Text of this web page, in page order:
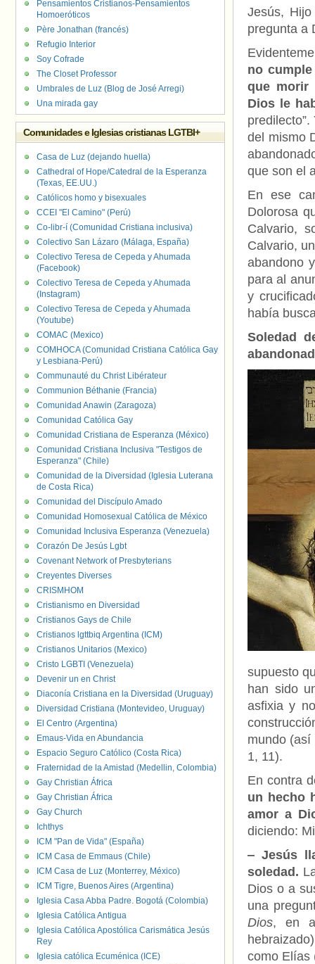
Jesús,
pregunta a
no
que morir
Dios le
del mismo
que son el
En ese
Dolorosa
Calvario,
Calvario,
abandono
para al
y
había
Soledad
supuesto
han sido
asfixia y
mundo (así
1, 11).
En contra
un hecho
amor a
diciendo:
‒ Jesús
soledad.
Dios o a
una
Dios, en
como Elías
Pensamientos Cristianos-Pensamientos
Homoeróticos
Père Jonathan (francés)
Refugio Interior
Soy Cofrade
The Closet Professor
Umbrales de Luz (Blog de José Arregi)
Una mirada gay
Comunidades e Iglesias cristianas LGTBI+
Casa de Luz (dejando huella)
Cathedral of Hope/Catedral de la Esperanza
(Texas, EE.UU.)
Católicos homo y bisexuales
CCEI "El Camino" (Perú)
Co-libr-í (Comunidad Cristiana inclusiva)
Colectivo San Lázaro (Málaga, España)
Colectivo Teresa de Cepeda y Ahumada
(Facebook)
Colectivo Teresa de Cepeda y Ahumada
(Instagram)
Colectivo Teresa de Cepeda y Ahumada
(Youtube)
COMAC (Mexico)
COMHOCA (Comunidad Cristiana Católica Gay
y Lesbiana-Perú)
Communauté du Christ Libérateur
Communion Béthanie (Francia)
Comunidad Anawin (Zaragoza)
Comunidad Católica Gay
Comunidad Cristiana de Esperanza (México)
Comunidad Cristiana Inclusiva "Testigos de
Esperanza" (Chile)
Comunidad de la Diversidad (Iglesia Luterana
de Costa Rica)
Comunidad del Discípulo Amado
Comunidad Homosexual Católica de México
Comunidad Inclusiva Esperanza (Venezuela)
Corazón De Jesús Lgbt
Covenant Network of Presbyterians
Creyentes Diverses
CRISMHOM
Cristianismo en Diversidad
Cristianos Gays de Chile
Cristianos lgttbiq Argentina (ICM)
Cristianos Unitarios (Mexico)
Cristo LGBTI (Venezuela)
Devenir un en Christ
Diaconía Cristiana en la Diversidad (Uruguay)
Diversidad Cristiana (Montevideo, Uruguay)
El Centro (Argentina)
Emaus-Vida en Abundancia
Espacio Seguro Católico (Costa Rica)
Fraternidad de la Amistad (Medellin, Colombia)
Gay Christian África
Gay Christian África
Gay Church
Ichthys
ICM "Pan de Vida" (España)
ICM Casa de Emmaus (Chile)
ICM Casa de Luz (Monterrey, México)
ICM Tigre, Buenos Aires (Argentina)
Iglesia Casa Abba Padre. Bogotá (Colombia)
Iglesia Católica Antigua
Iglesia Católica Apostólica Carismática Jesús
Rey
Iglesia católica Ecuménica (ICE)